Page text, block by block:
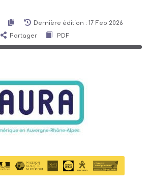
Dernière édition : 17 Feb 2026
Partager
PDF